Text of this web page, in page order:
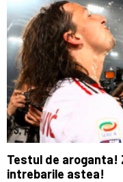
Testul de aroganta!
intrebarile astea!